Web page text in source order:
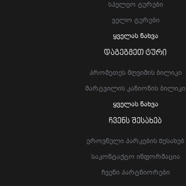
Სპელეო Ტურები
Ველო Ტურები
Ყველას Ნახვა
ᲓᲐᲒᲔᲒᲛᲔᲗ ᲢᲣᲠᲘ
Პრომეთეს Მღვიმის Ბილიკი
Მარტვილის Კანიონის Ბილიკი
Ყველას Ნახვა
ᲩᲕᲔᲜᲡ ᲨᲔᲡᲐᲮᲔᲑ
Ეროვნული Პარკების Შესახებ
Საკონტაქტო Ინფორმაცია
Ჩვენი Პარტნიორები